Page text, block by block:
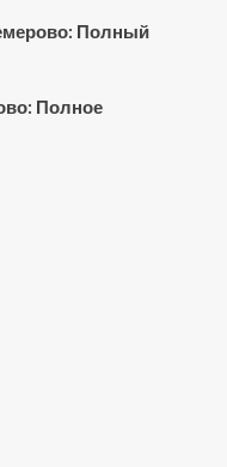
Полный
Полное